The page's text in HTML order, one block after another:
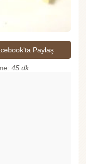
Paylaş
45 dk